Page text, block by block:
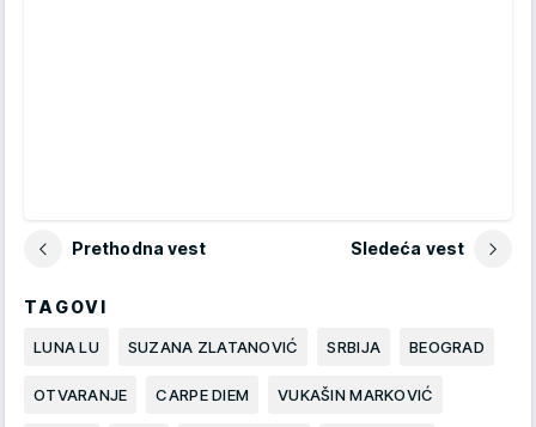
Prethodna vest Sledeća vest
TAGOVI
LUNA LU SUZANA ZLATANOVIĆ SRBIJA BEOGRAD
OTVARANJE CARPE DIEM VUKAŠIN MARKOVIĆ